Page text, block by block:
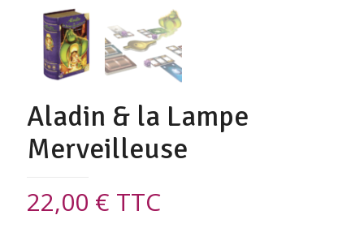
Aladin & la Lampe
Merveilleuse
22,00 € TTC